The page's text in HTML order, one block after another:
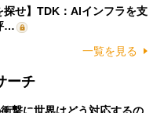
探せ】TDK：AIインフラを支
…
一覧を見る
ーチ